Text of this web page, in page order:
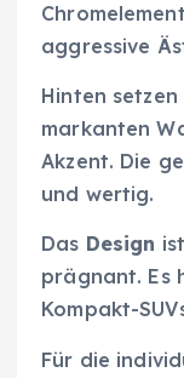
aggressive
Hinten setzen
markanten
Akzent. Die
und wertig.
Das Design
prägnant. Es
Kompakt-
Für die